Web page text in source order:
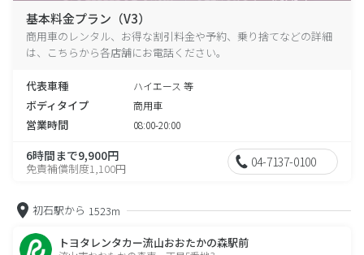
基本料金プラン（V3）
商用車のレンタル、お得な割引料金や予約、乗り捨てなどの詳細
は、こちらから各店舗にお電話ください。
代表車種 ハイエース 等
ボディタイプ 商用車
営業時間 08:00-20:00
6時間まで9,900円
免責補償制度1,100円 04-7137-0100
初石駅から 1523m
トヨタレンタカー流山おおたかの森駅前